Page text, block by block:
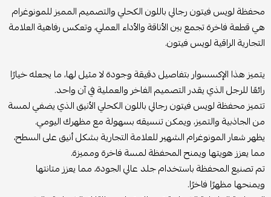
محفظة لويس فيتون رجالي باللون الكحلي والتصميم المميز للمونوغرام
هي قطعة فاخرة تجمع بين الأناقة والأداء العملي، وتعكس رفاهية العلامة
التجارية الراقية لويس فيتون.
يتميز هذا الإكسسوار بتفاصيل دقيقة وجودة لا مثيل لها، ما يجعله خيارًا
رائعًا للرجل الذي يقدر التصميم الفاخر والعملية في آن واحد.
تتميز محفظة لويس فيتون رجالي باللون الكحلي الأنيق الذي يضفي لمسة
من الجاذبية والتميز، ويمكن تنسيقه بسهولة مع مظهرك اليومي.
يظهر شعار المونوغرام الشهير للعلامة التجارية بشكل أنيق على السطح،
مما يعزز هويتها ويمنح المحفظة لمسة فاخرة ومميزة.
تم تصنيع المحفظة باستخدام جلد عالي الجودة، مما يعزز متانتها
ويمنحها مظهرًا فاخرًا.